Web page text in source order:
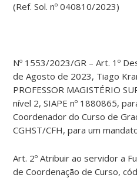
(Ref. Sol. nº 040810/2023)
Nº 1553/2023/GR – Art. 1º
de Agosto de 2023, Tiago
PROFESSOR MAGISTÉRIO
nível 2, SIAPE nº 1880865,
Coordenador do Curso de
CGHST/CFH, para um
Art. 2º Atribuir ao servidor a
de Coordenação de Curso,